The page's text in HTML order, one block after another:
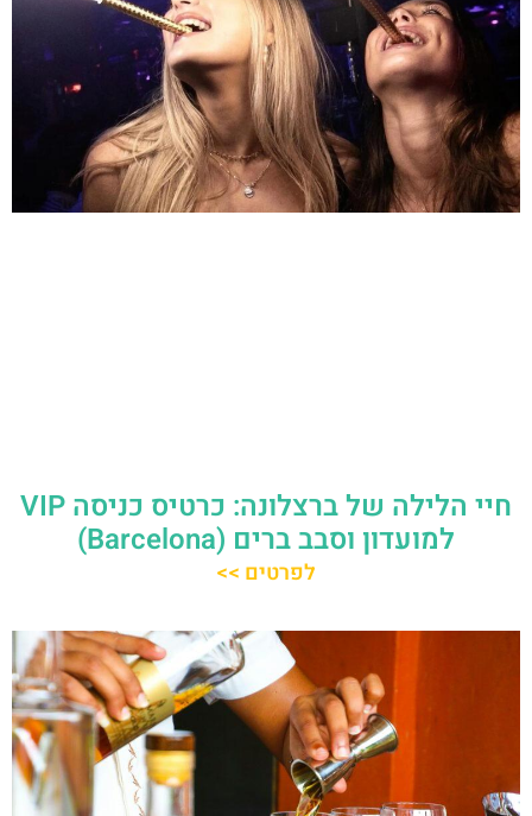
חיי הלילה של ברצלונה: כרטיס כניסה VIP
למועדון וסבב ברים (Barcelona)
לפרטים >>